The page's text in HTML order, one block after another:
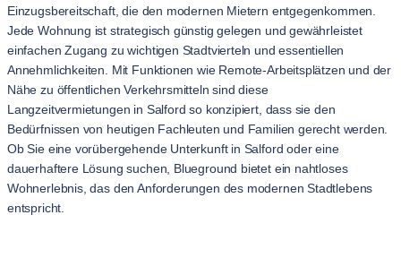
Einzugsbereitschaft, die den modernen Mietern entgegenkommen.
Jede Wohnung ist strategisch günstig gelegen und gewährleistet
einfachen Zugang zu wichtigen Stadtvierteln und essentiellen
Annehmlichkeiten. Mit Funktionen wie Remote-Arbeitsplätzen und der
Nähe zu öffentlichen Verkehrsmitteln sind diese
Langzeitvermietungen in Salford so konzipiert, dass sie den
Bedürfnissen von heutigen Fachleuten und Familien gerecht werden.
Ob Sie eine vorübergehende Unterkunft in Salford oder eine
dauerhaftere Lösung suchen, Blueground bietet ein nahtloses
Wohnerlebnis, das den Anforderungen des modernen Stadtlebens
entspricht.